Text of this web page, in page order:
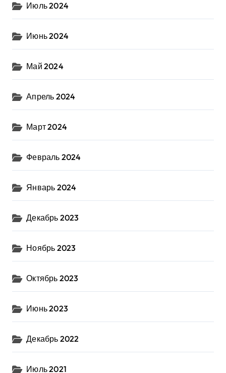
Июль 2024
Июнь 2024
Май 2024
Апрель 2024
Март 2024
Февраль 2024
Январь 2024
Декабрь 2023
Ноябрь 2023
Октябрь 2023
Июнь 2023
Декабрь 2022
Июль 2021